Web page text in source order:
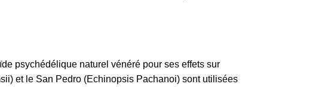
psychédélique naturel vénéré pour ses effets sur
et le San Pedro (Echinopsis Pachanoi) sont utilisées